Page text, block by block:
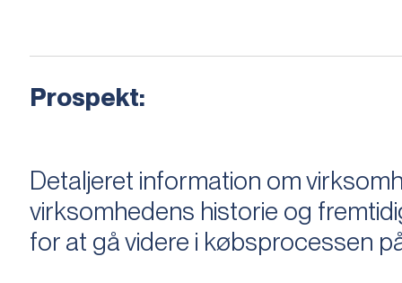
Prospekt:
Detaljeret information om
virksomhedens historie og
for at gå videre i købsprocessen